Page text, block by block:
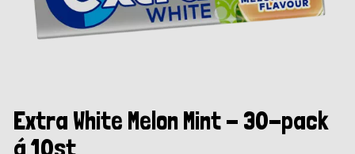
Extra White Melon Mint - 30-pack